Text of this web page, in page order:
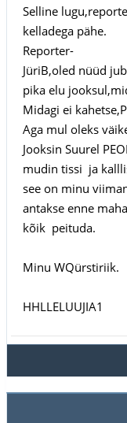
Selline
kelladega pähe.
Reporter-
JüriB,oled nüüd
pika elu
Midagi ei
Aga mul oleks
Jooksin Suurel
mudin tissi ja
see on minu
antakse enne
kõik peituda.
Minu WQürstiriik.
HHLLELUUJIA1